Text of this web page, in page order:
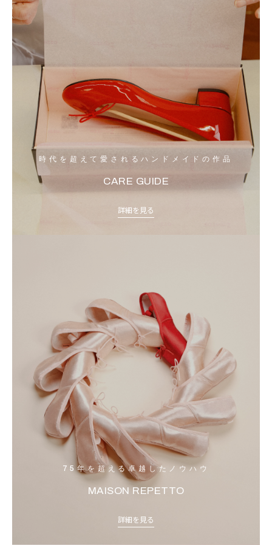
時代を超えて愛されるハンドメイドの作品
CARE GUIDE
詳細を見る
75年を超える卓越したノウハウ
MAISON REPETTO
詳細を見る